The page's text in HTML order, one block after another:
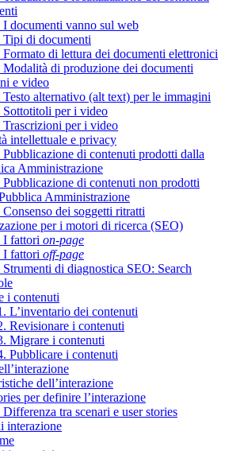
I documenti vanno sul web
Tipi di documenti
Formato di lettura dei documenti elettronici
Modalità di produzione dei documenti
e video
Testo alternativo (alt text) per le immagini
Sottotitoli per i video
Trascrizioni per i video
intellettuale e privacy
Pubblicazione di contenuti prodotti dalla
Amministrazione
Pubblicazione di contenuti non prodotti
Amministrazione
dei soggetti ritratti
per i motori di ricerca (SEO)
I fattori on-page
I fattori off-page
di diagnostica SEO: Search
i contenuti
L’inventario dei contenuti
Revisionare i contenuti
Migrare i contenuti
Pubblicare i contenuti
dell’interazione
per definire l’interazione
Differenza tra scenari e user stories
interazione